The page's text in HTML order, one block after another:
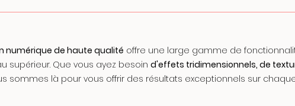
numérique de haute qualité offre une large gamme de
supérieur. Que vous ayez besoin d'effets tridimensionnels, de
sommes là pour vous offrir des résultats exceptionnels sur